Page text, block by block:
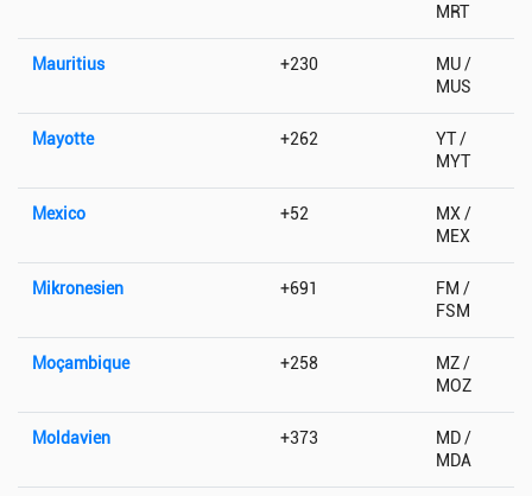
MRT
Mauritius +230
MU /
MUS
Mayotte +262
YT /
MYT
Mexico +52
MX /
MEX
Mikronesien +691
FM /
FSM
Moçambique +258
MZ /
MOZ
Moldavien +373
MD /
MDA